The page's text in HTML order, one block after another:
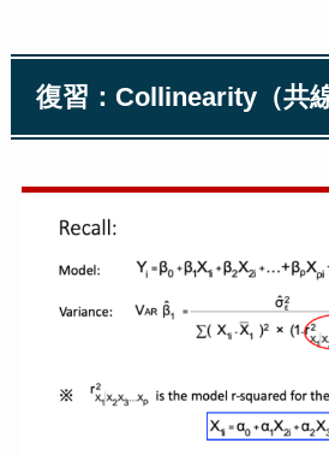
復習：Collinearity（共線